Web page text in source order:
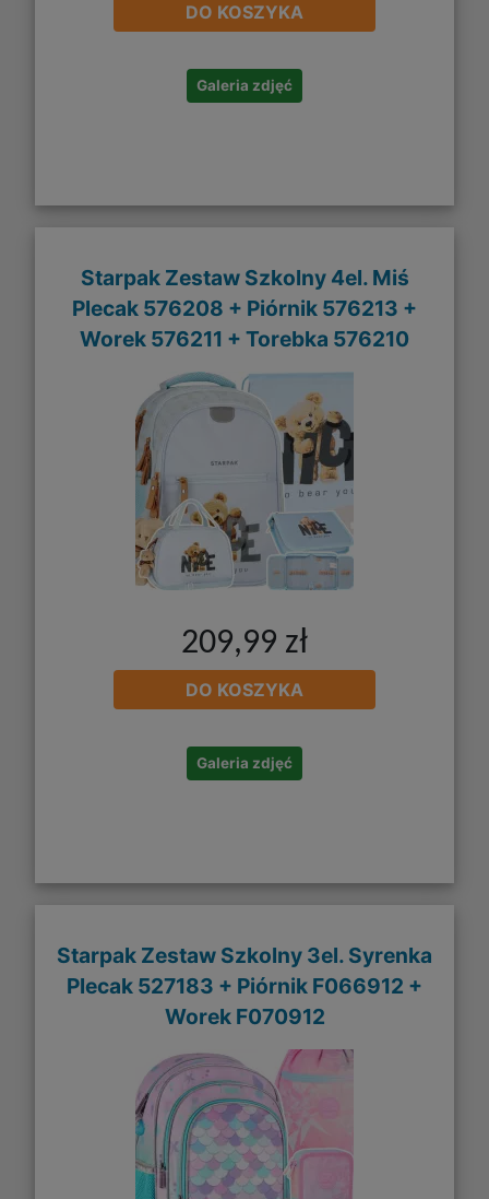
DO KOSZYKA
Galeria zdjęć
Starpak Zestaw Szkolny 4el. Miś
Plecak 576208 + Piórnik 576213 +
Worek 576211 + Torebka 576210
209,99 zł
DO KOSZYKA
Galeria zdjęć
Starpak Zestaw Szkolny 3el. Syrenka
Plecak 527183 + Piórnik F066912 +
Worek F070912